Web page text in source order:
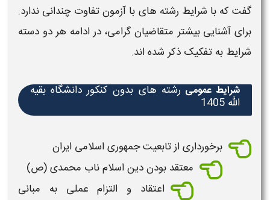
گفت که با شرایط رشته های با آزمون تفاوت چندانی ندارد.
برای آشنایی بیشتر متقاضیان گرامی، در ادامه هر دو دسته
شرایط به تفکیک ذکر شده اند.
شرایط عمومی رشته های بدون کنکور دانشگاه بقیه
الله 1405
برخورداری از تابعیت جمهوری اسلامی ایران
معتقد بودن دین اسلام ناب محمدی (ص)
اعتقاد و التزام عملی به مبانی